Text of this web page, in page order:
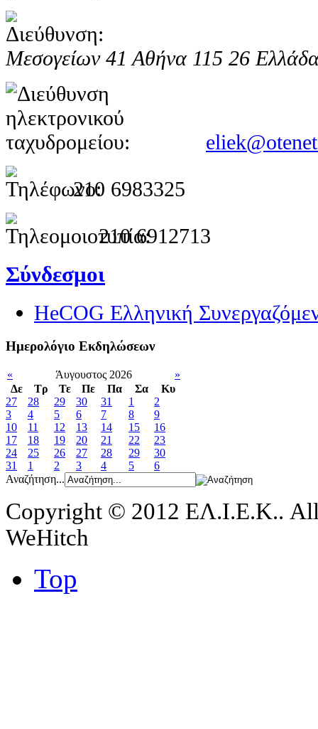
Μεσογείων 41 Αθήνα 115 26
210 6983325
210 6912713
Σύνδεσμοι
HeCOG Ελληνική
Ημερολόγιο Εκδηλώσεων
« Άυγουστος 2026
»
Δε
Tρ Τε Πε Πα Σα
Κυ
27
28 29 30 31 1
2
3
4 5 6 7 8
9
10
11 12 13 14 15
16
17
18 19 20 21 22
23
24
25 26 27 28 29
30
31
1 2 3 4 5
6
Αναζήτηση...
Copyright © 2012 ΕΛ.Ι.Ε.Κ..
WeHitch
Top